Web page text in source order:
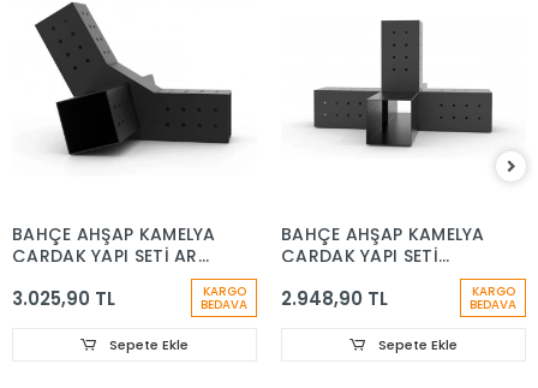
BAHÇE AHŞAP KAMELYA
ÇARDAK YAPI SETİ ARA
3.025,90 TL KARGO
BEDAVA
Sepete Ekle
BAHÇE AHŞAP KAMELYA
ÇARDAK YAPI SETİ
2.948,90 TL KARGO
BEDAVA
Sepete Ekle